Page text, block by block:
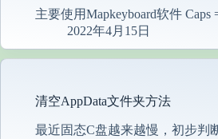
主要使用Mapkeyboard软件
2022年4月15日
清空AppData文件夹方法
最近固态C盘越来越慢，初步判